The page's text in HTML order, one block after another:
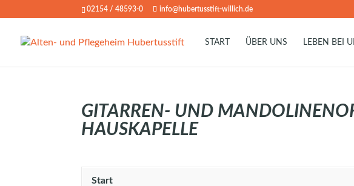
02154 / 48593-0 info@hubertusstift-willich.de
START ÜBER UNS LEBEN BEI
GITARREN- UND
HAUSKAPELLE
Start